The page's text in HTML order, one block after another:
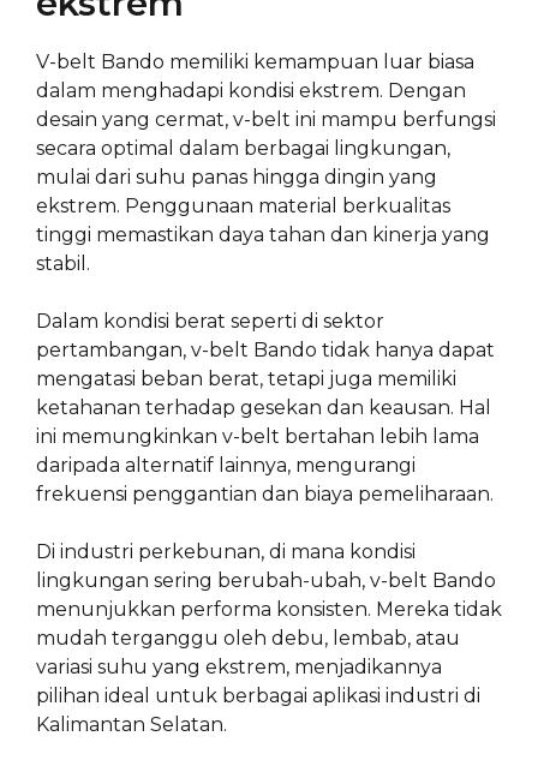
V-belt Bando memiliki kemampuan luar biasa
dalam menghadapi kondisi ekstrem. Dengan
desain yang cermat, v-belt ini mampu berfungsi
secara optimal dalam berbagai lingkungan,
mulai dari suhu panas hingga dingin yang
ekstrem. Penggunaan material berkualitas
tinggi memastikan daya tahan dan kinerja yang
stabil.
Dalam kondisi berat seperti di sektor
pertambangan, v-belt Bando tidak hanya dapat
mengatasi beban berat, tetapi juga memiliki
ketahanan terhadap gesekan dan keausan. Hal
ini memungkinkan v-belt bertahan lebih lama
daripada alternatif lainnya, mengurangi
frekuensi penggantian dan biaya pemeliharaan.
Di industri perkebunan, di mana kondisi
lingkungan sering berubah-ubah, v-belt Bando
menunjukkan performa konsisten. Mereka tidak
mudah terganggu oleh debu, lembab, atau
variasi suhu yang ekstrem, menjadikannya
pilihan ideal untuk berbagai aplikasi industri di
Kalimantan Selatan.